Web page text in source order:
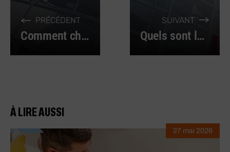
PRÉCÉDENT
Comment choisir les bons fusibles pour une installation électrique ou pour un véhicule ?
SUIVANT
Quels sont les avantages d’une cosse thermorétractable pour les câblages électriques ?
À LIRE AUSSI
27 mai 2026